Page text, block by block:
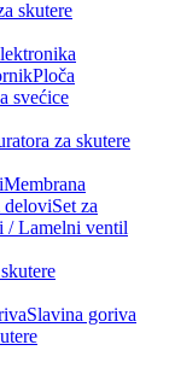
Ploča
svećice
Membrana
deloviSet za
/ Lamelni ventil
Slavina goriva